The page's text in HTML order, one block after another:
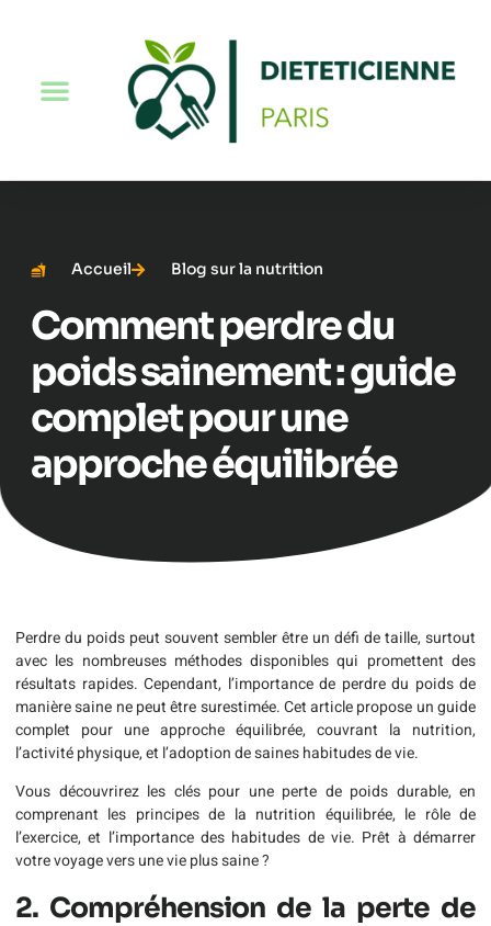
Accueil Blog sur la nutrition
Comment perdre du
poids sainement : guide
complet pour une
approche équilibrée
Perdre du poids peut souvent sembler être un défi de taille, surtout
avec les nombreuses méthodes disponibles qui promettent des
résultats rapides. Cependant, l’importance de perdre du poids de
manière saine ne peut être surestimée. Cet article propose un guide
complet pour une approche équilibrée, couvrant la nutrition,
l’activité physique, et l’adoption de saines habitudes de vie.
Vous découvrirez les clés pour une perte de poids durable, en
comprenant les principes de la nutrition équilibrée, le rôle de
l’exercice, et l’importance des habitudes de vie. Prêt à démarrer
votre voyage vers une vie plus saine ?
2. Compréhension de la perte de